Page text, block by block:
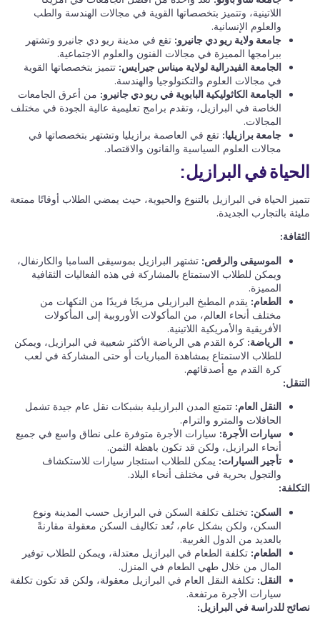
اللاتينية، وتتميز بتخصصاتها القوية في مجالات الهندسة والطب
والعلوم الإنسانية.
جامعة ولاية ريو دي جانيرو: تقع في مدينة ريو دي جانيرو وتشتهر
ببرامجها المميزة في مجالات الفنون والعلوم الاجتماعية.
الجامعة الفيدرالية لولاية ميناس جيرايس: تتميز بتخصصاتها القوية
في مجالات العلوم والتكنولوجيا والهندسة.
الجامعة الكاثوليكية البابوية في ريو دي جانيرو: من أعرق الجامعات
الخاصة في البرازيل، وتقدم برامج تعليمية عالية الجودة في مختلف
المجالات.
جامعة برازيليا: تقع في العاصمة برازيليا وتشتهر بتخصصاتها في
مجالات العلوم السياسية والقانون والاقتصاد.
الحياة في البرازيل:
تتميز الحياة في البرازيل بالتنوع والحيوية، حيث يمضي الطلاب أوقاتًا ممتعة
مليئة بالتجارب الجديدة.
الثقافة:
الموسيقى والرقص: تشتهر البرازيل بموسيقى السامبا والكارنفال،
ويمكن للطلاب الاستمتاع بالمشاركة في هذه الفعاليات الثقافية
المميزة.
الطعام: يقدم المطبخ البرازيلي مزيجًا فريدًا من النكهات من
مختلف أنحاء العالم، من المأكولات الأوروبية إلى المأكولات
الأفريقية والأمريكية اللاتينية.
الرياضة: كرة القدم هي الرياضة الأكثر شعبية في البرازيل، ويمكن
للطلاب الاستمتاع بمشاهدة المباريات أو حتى المشاركة في لعب
كرة القدم مع أصدقائهم.
التنقل:
النقل العام: تتمتع المدن البرازيلية بشبكات نقل عام جيدة تشمل
الحافلات والمترو والترام.
سيارات الأجرة: سيارات الأجرة متوفرة على نطاق واسع في جميع
أنحاء البرازيل، ولكن قد تكون باهظة الثمن.
تأجير السيارات: يمكن للطلاب استئجار سيارات للاستكشاف
والتجول بحرية في مختلف أنحاء البلاد.
التكلفة:
السكن: تختلف تكلفة السكن في البرازيل حسب المدينة ونوع
السكن، ولكن بشكل عام، تُعد تكاليف السكن معقولة مقارنةً
بالعديد من الدول الغربية.
الطعام: تكلفة الطعام في البرازيل معتدلة، ويمكن للطلاب توفير
المال من خلال طهي الطعام في المنزل.
النقل: تكلفة النقل العام في البرازيل معقولة، ولكن قد تكون تكلفة
سيارات الأجرة مرتفعة.
نصائح للدراسة في البرازيل: